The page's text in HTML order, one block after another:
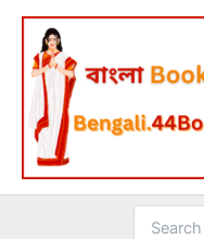
Skip
content